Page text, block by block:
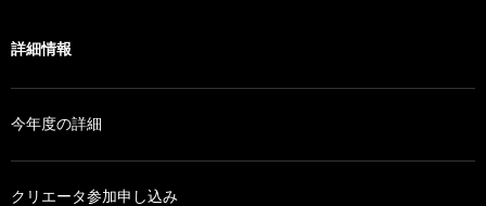
ョ
ン
詳細情報
今年度の詳細
クリエータ参加申し込み